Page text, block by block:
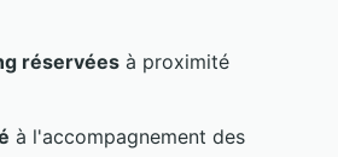
réservées à proximité
à l'accompagnement des